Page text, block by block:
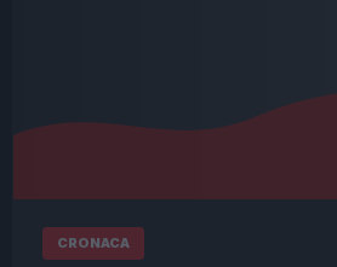
CRONACA